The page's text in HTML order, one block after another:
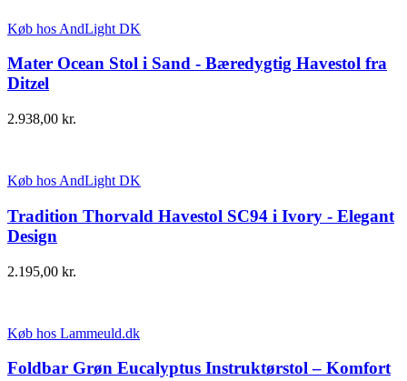
Køb hos AndLight DK
Mater Ocean Stol i Sand - Bæredygtig Havestol fra
Ditzel
2.938,00 kr.
Køb hos AndLight DK
Tradition Thorvald Havestol SC94 i Ivory - Elegant
Design
2.195,00 kr.
Køb hos Lammeuld.dk
Foldbar Grøn Eucalyptus Instruktørstol – Komfort